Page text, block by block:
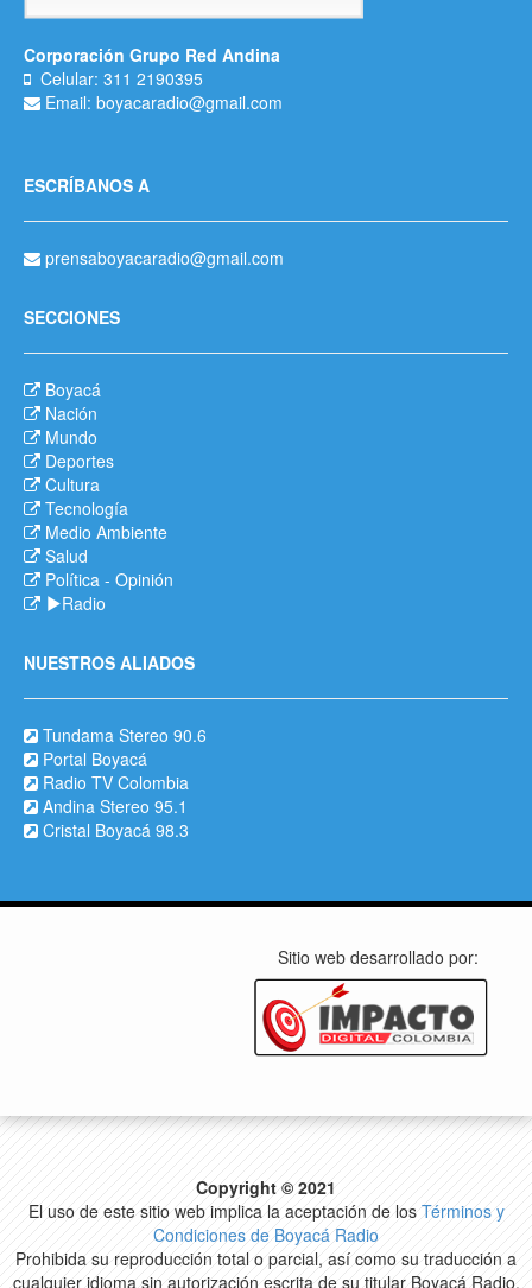
Corporación Grupo Red Andina
Celular: 311 2190395
Email: boyacaradio@gmail.com
ESCRÍBANOS A
prensaboyacaradio@gmail.com
SECCIONES
Boyacá
Nación
Mundo
Deportes
Cultura
Tecnología
Medio Ambiente
Salud
Política - Opinión
Radio
NUESTROS ALIADOS
Tundama Stereo 90.6
Portal Boyacá
Radio TV Colombia
Andina Stereo 95.1
Cristal Boyacá 98.3
Sitio web desarrollado por:
Copyright © 2021
El uso de este sitio web implica la aceptación de los Términos y
Condiciones de Boyacá Radio
Prohibida su reproducción total o parcial, así como su traducción a
cualquier idioma sin autorización escrita de su titular Boyacá Radio.